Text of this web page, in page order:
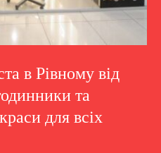
в Рівному від
та
для всіх